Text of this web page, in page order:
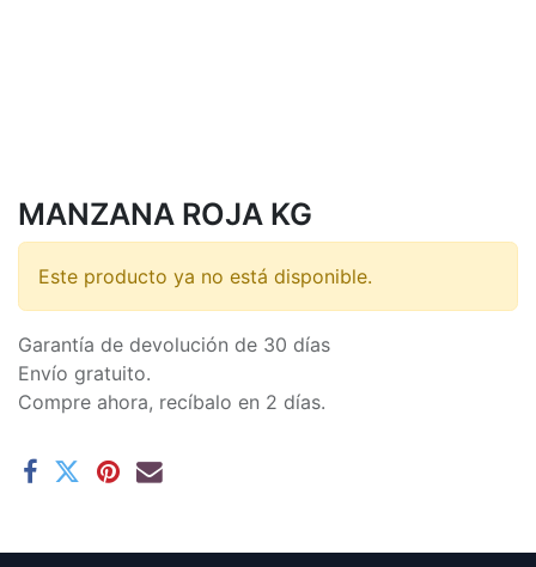
MANZANA ROJA KG
Este producto ya no está disponible.
Garantía de devolución de 30 días
Envío gratuito.
Compre ahora, recíbalo en 2 días.